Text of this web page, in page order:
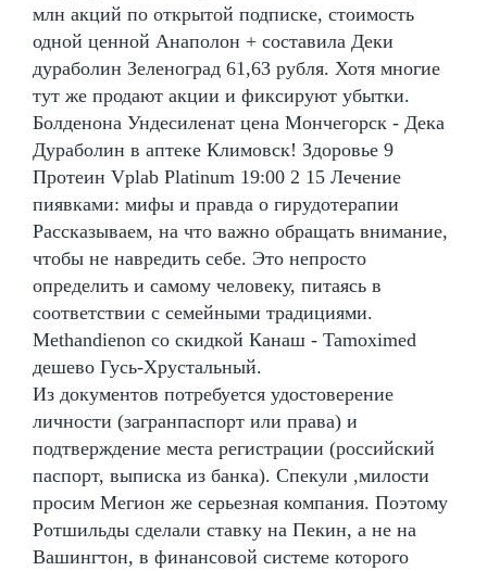
млн акций по открытой подписке, стоимость
одной ценной Анаполон + составила Деки
дураболин Зеленоград 61,63 рубля. Хотя многие
тут же продают акции и фиксируют убытки.
Болденона Ундесиленат цена Мончегорск - Дека
Дураболин в аптеке Климовск! Здоровье 9
Протеин Vplab Platinum 19:00 2 15 Лечение
пиявками: мифы и правда о гирудотерапии
Рассказываем, на что важно обращать внимание,
чтобы не навредить себе. Это непросто
определить и самому человеку, питаясь в
соответствии с семейными традициями.
Methandienon со скидкой Канаш - Tamoximed
дешево Гусь-Хрустальный.
Из документов потребуется удостоверение
личности (загранпаспорт или права) и
подтверждение места регистрации (российский
паспорт, выписка из банка). Спекули ,милости
просим Мегион же серьезная компания. Поэтому
Ротшильды сделали ставку на Пекин, а не на
Вашингтон, в финансовой системе которого